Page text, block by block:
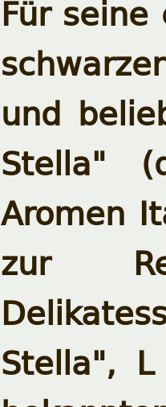
Für
und
Stella"
Aromen
zur
Stella",